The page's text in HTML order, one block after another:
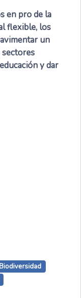
en pro de la
flexible, los
un
y dar